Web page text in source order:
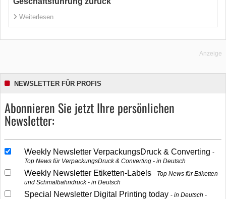
Weiterlesen
Anzeige
NEWSLETTER FÜR PROFIS
Abonnieren Sie jetzt Ihre persönlichen
Newsletter:
Weekly Newsletter VerpackungsDruck & Converting
Top News für VerpackungsDruck & Converting - in Deutsch
Weekly Newsletter Etiketten-Labels
Top News für Etiketten-
und Schmalbahndruck - in Deutsch
Special Newsletter Digital Printing today
in Deutsch -